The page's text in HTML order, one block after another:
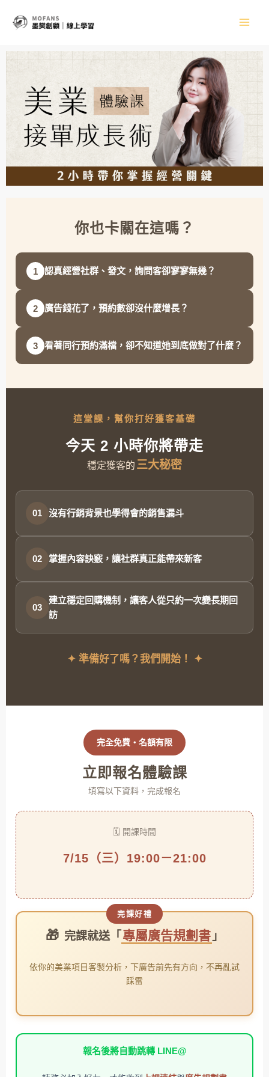
你也卡關在這嗎？
1 認真經營社群、發文，詢問客卻寥寥無幾？
2 廣告錢花了，預約數卻沒什麼增長？
3 看著同行預約滿檔，卻不知道她到底做對了什麼？
這堂課，幫你打好獲客基礎
今天 2 小時你將帶走
穩定獲客的 三大秘密
01 沒有行銷背景也學得會的銷售漏斗
02 掌握內容訣竅，讓社群真正能帶來新客
03
建立穩定回購機制，讓客人從只約一次變長期回
訪
✦ 準備好了嗎？我們開始！ ✦
完全免費・名額有限
立即報名體驗課
填寫以下資料，完成報名
🗓️ 開課時間
7/15（三）19:00－21:00
完課好禮
🎁 完課就送「 專屬廣告規劃書 」
依你的美業項目客製分析，下廣告前先有方向，不再亂試
踩雷
報名後將自動跳轉 LINE@